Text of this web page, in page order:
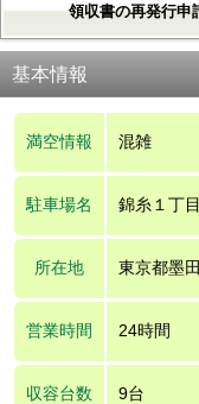
領収書の再発行申
基本情報
満空情報 混雑
駐車場名 錦糸１丁
所在地 東京都墨
営業時間 24時間
収容台数 9台